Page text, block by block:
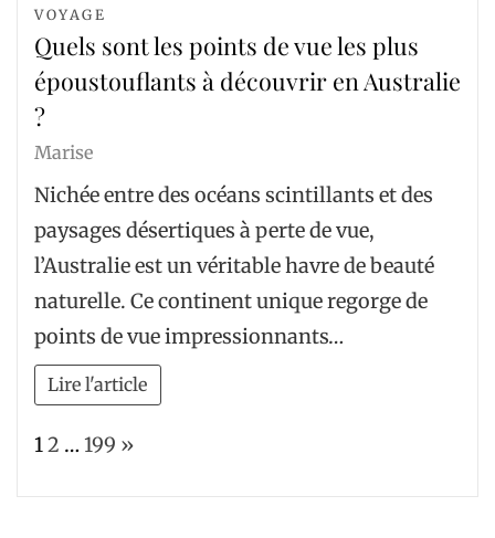
VOYAGE
Quels sont les points de vue les plus
époustouflants à découvrir en Australie
?
Marise
Nichée entre des océans scintillants et des
paysages désertiques à perte de vue,
l’Australie est un véritable havre de beauté
naturelle. Ce continent unique regorge de
points de vue impressionnants…
Lire l'article
Page:
12 … 199 Next
»